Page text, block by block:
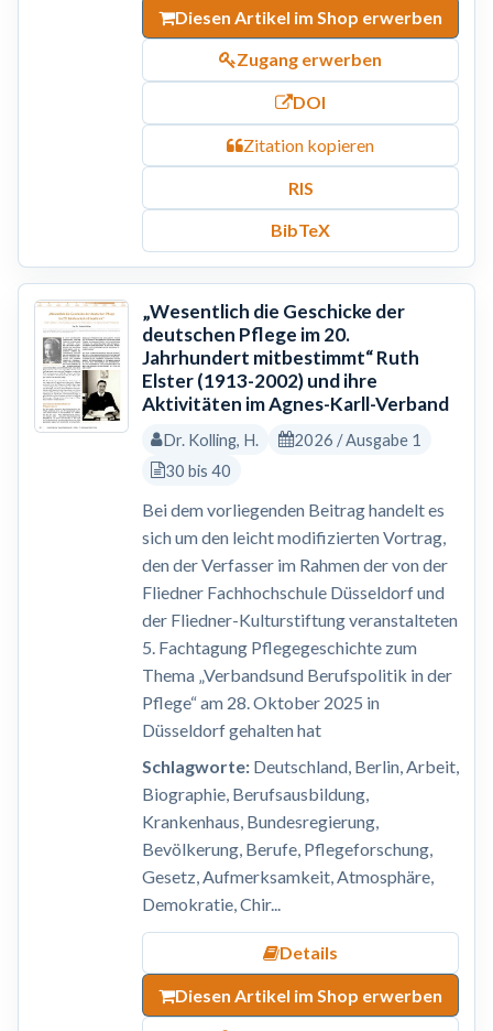
Diesen Artikel im Shop erwerben
Zugang erwerben
DOI
Zitation kopieren
RIS
BibTeX
„Wesentlich die Geschicke der
deutschen Pflege im 20.
Jahrhundert mitbestimmt“ Ruth
Elster (1913-2002) und ihre
Aktivitäten im Agnes-Karll-Verband
Dr. Kolling, H.
2026 / Ausgabe 1
30 bis 40
Bei dem vorliegenden Beitrag handelt es
sich um den leicht modifizierten Vortrag,
den der Verfasser im Rahmen der von der
Fliedner Fachhochschule Düsseldorf und
der Fliedner-Kulturstiftung veranstalteten
5. Fachtagung Pflegegeschichte zum
Thema „Verbandsund Berufspolitik in der
Pflege“ am 28. Oktober 2025 in
Düsseldorf gehalten hat
Schlagworte:Deutschland, Berlin, Arbeit,
Biographie, Berufsausbildung,
Krankenhaus, Bundesregierung,
Bevölkerung, Berufe, Pflegeforschung,
Gesetz, Aufmerksamkeit, Atmosphäre,
Demokratie, Chir...
Details
Diesen Artikel im Shop erwerben